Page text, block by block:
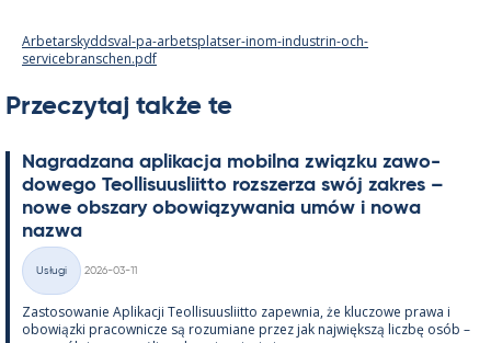
Arbetarskyddsval-pa-arbetsplatser-inom-industrin-och-
servicebranschen.pdf
Przeczytaj także te
Na­gradzana apli­kacja mo­bilna związku zawo­
dowego Teol­li­suus­liitto rozszerza swój za­kres –
nowe obszary obowiązywa­nia umów i nowa
nazwa
Kategorie
Usługi
2026-03-11
Zas­to­sowa­nie Apli­kacji Teol­li­suus­liitto za­pew­nia, że kluczowe prawa i
obowiązki pracow­nicze są rozu­miane przez jak największą liczbę osób –